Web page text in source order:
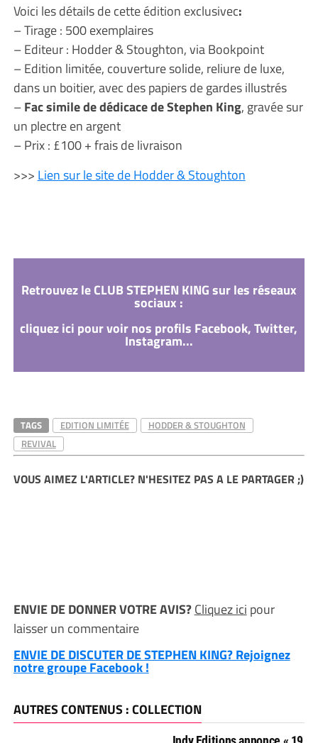
Voici les détails de cette édition exclusivec:
– Tirage : 500 exemplaires
– Editeur : Hodder & Stoughton, via Bookpoint
– Edition limitée, couverture solide, reliure de luxe,
dans un boitier, avec des papiers de gardes illustrés
–Fac simile de dédicace de Stephen King, gravée sur
un plectre en argent
– Prix : £100 + frais de livraison
>>> Lien sur le site de Hodder & Stoughton
Retrouvez le CLUB STEPHEN KING sur les réseaux
sociaux :
cliquez ici pour voir nos profils Facebook, Twitter,
Instagram...
TAGS EDITION LIMITÉE
HODDER & STOUGHTON
REVIVAL
VOUS AIMEZ L'ARTICLE? N'HESITEZ PAS A LE PARTAGER ;)
ENVIE DE DONNER VOTRE AVIS?Cliquez ici pour
laisser un commentaire
ENVIE DE DISCUTER DE STEPHEN KING? Rejoignez
notre groupe Facebook !
AUTRES CONTENUS : COLLECTION